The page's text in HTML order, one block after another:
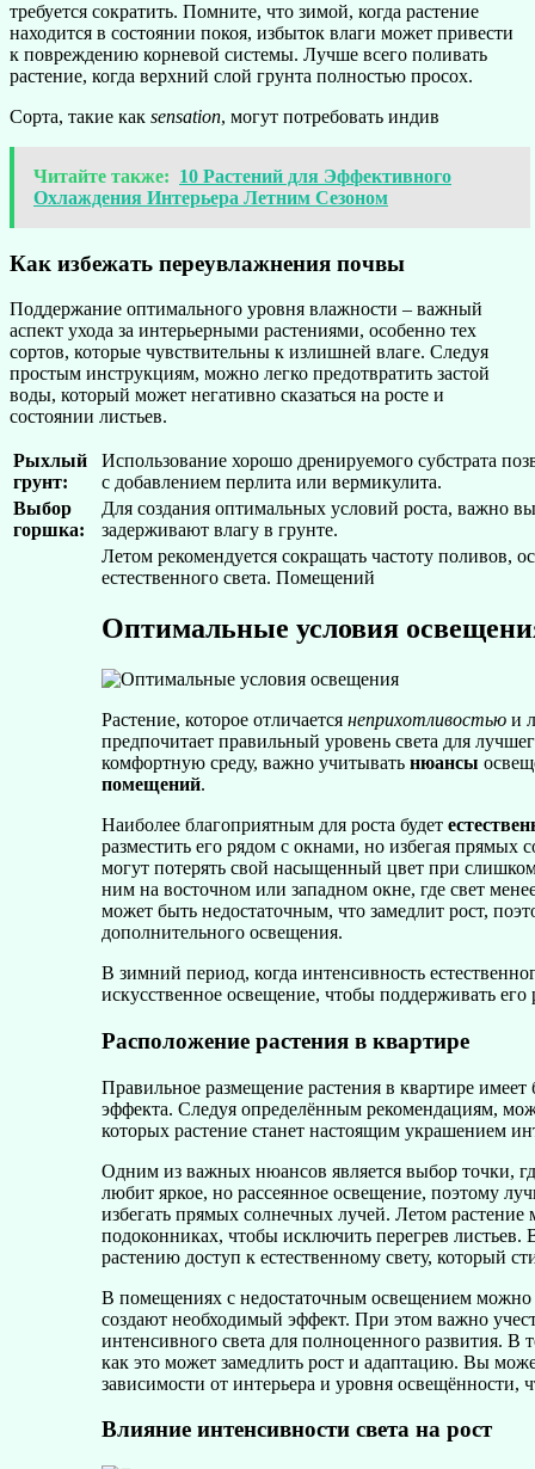
требуется сократить. Помните, что зимой, когда растение
находится в состоянии покоя, избыток влаги может привести
к повреждению корневой системы. Лучше всего поливать
растение, когда верхний слой грунта полностью просох.
Сорта, такие как sensation, могут потребовать индив
Читайте также: 10 Растений для Эффективного
Охлаждения Интерьера Летним Сезоном
Как избежать переувлажнения почвы
Поддержание оптимального уровня влажности – важный
аспект ухода за интерьерными растениями, особенно тех
сортов, которые чувствительны к излишней влаге. Следуя
простым инструкциям, можно легко предотвратить застой
воды, который может негативно сказаться на росте и
состоянии листьев.
Рыхлый
грунт:
Использование хорошо дренируемого субстрата
с добавлением перлита или вермикулита.
Выбор
горшка:
Для создания оптимальных условий роста, важно
задерживают влагу в грунте.
Летом рекомендуется сокращать частоту поливов,
естественного света. Помещений
Оптимальные условия
Растение, которое отличается неприхотливостью и
предпочитает правильный уровень света для
комфортную среду, важно учитывать нюансы
помещений.
Наиболее благоприятным для роста будет
разместить его рядом с окнами, но избегая
могут потерять свой насыщенный цвет при
ним на восточном или западном окне, где свет
может быть недостаточным, что замедлит рост,
дополнительного освещения.
В зимний период, когда интенсивность
искусственное освещение, чтобы поддерживать его
Расположение растения в квартире
Правильное размещение растения в квартире имеет
эффекта. Следуя определённым рекомендациям,
которых растение станет настоящим украшением
Одним из важных нюансов является выбор точки,
любит яркое, но рассеянное освещение, поэтому
избегать прямых солнечных лучей. Летом
подоконниках, чтобы исключить перегрев
растению доступ к естественному свету, который
В помещениях с недостаточным освещением можно
создают необходимый эффект. При этом важно
интенсивного света для полноценного развития. В
как это может замедлить рост и адаптацию. Вы
зависимости от интерьера и уровня освещённости,
Влияние интенсивности света на рост